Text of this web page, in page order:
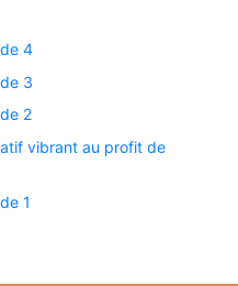
4
3
2
vibrant au profit de
1